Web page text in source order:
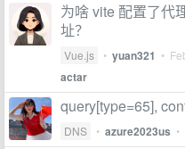
为啥 vite 配置了代
址？
Vue.js • yuan321 •
actar
query[type=65],
DNS • azure2023us •